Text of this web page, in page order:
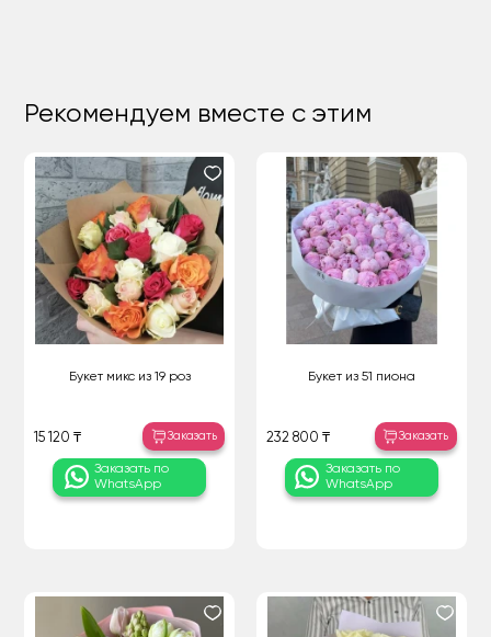
Рекомендуем вместе с этим
Букет микс из 19 роз
15 120 ₸ Заказать
Заказать по
WhatsApp
Букет из 51 пиона
232 800 ₸ Заказать
Заказать по
WhatsApp